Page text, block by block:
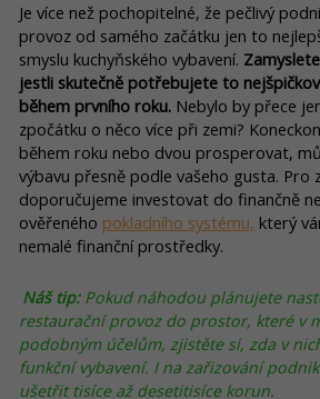
Je více než pochopitelné, že pečlivý
provoz od samého začátku jen to
smyslu kuchyňského vybavení.
jestli skutečně potřebujete to
během prvního roku. Nebylo by přece
zpočátku o něco více při zemi?
během roku nebo dvou prosperovat,
výbavu přesně podle vašeho gusta. Pro
doporučujeme investovat do finančně
ověřeného pokladního systému, který
nemalé finanční prostředky.
Náš tip:Pokud náhodou plánujete
restaurační provoz do prostor, které v
podobným účelům, zjistěte si, zda v
funkční vybavení. I na zařizování
ušetřit tisíce až desetitisíce korun.